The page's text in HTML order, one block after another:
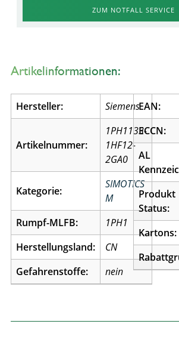
ZUM NOTFALL SERVICE
Artikelinformationen:
Hersteller: Siemens
Artikelnummer:
1PH1133-
1HF12-
2GA0
Kategorie:
SIMOTICS
M
Rumpf-MLFB:
1PH1
Herstellungsland:
CN
Gefahrenstoffe:
nein
EAN:
ECCN:
AL
Produkt
Status:
Kartons: